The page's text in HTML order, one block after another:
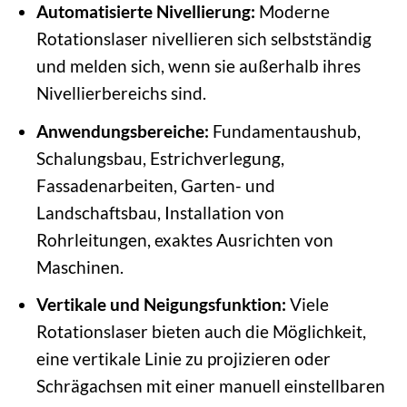
Automatisierte Nivellierung: Moderne
Rotationslaser nivellieren sich selbstständig
und melden sich, wenn sie außerhalb ihres
Nivellierbereichs sind.
Anwendungsbereiche: Fundamentaushub,
Schalungsbau, Estrichverlegung,
Fassadenarbeiten, Garten- und
Landschaftsbau, Installation von
Rohrleitungen, exaktes Ausrichten von
Maschinen.
Vertikale und Neigungsfunktion: Viele
Rotationslaser bieten auch die Möglichkeit,
eine vertikale Linie zu projizieren oder
Schrägachsen mit einer manuell einstellbaren